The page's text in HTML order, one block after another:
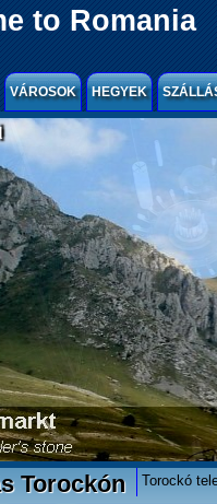
to Romania
VÁROSOK HEGYEK
Torockón Torockó